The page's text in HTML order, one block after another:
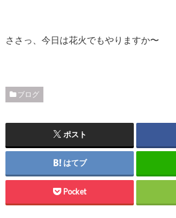
ささっ、今日は花火でもやりますか〜
ブログ
ポスト
はてブ
Pocket